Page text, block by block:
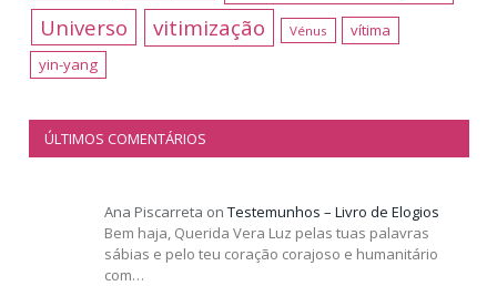
Universo vitimização Vénus
vítima
yin-yang
ÚLTIMOS COMENTÁRIOS
Ana Piscarreta on Testemunhos – Livro de Elogios
Bem haja, Querida Vera Luz pelas tuas palavras
sábias e pelo teu coração corajoso e humanitário
com…